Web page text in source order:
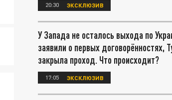
20:30 ЭКСКЛЮЗИВ
У Запада не осталось выхода по
заявили о первых договорённостях,
закрыла проход. Что происходит?
17:05 ЭКСКЛЮЗИВ